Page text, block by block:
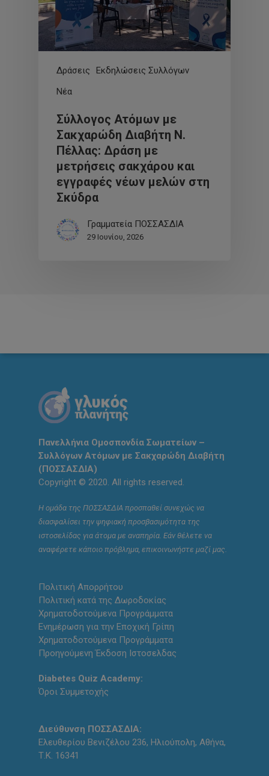
Δράσεις
Εκδηλώσεις Συλλόγων
Νέα
Σύλλογος Ατόμων με
Σακχαρώδη Διαβήτη Ν.
Πέλλας: Δράση με
μετρήσεις σακχάρου και
εγγραφές νέων μελών στη
Σκύδρα
Γραμματεία ΠΟΣΣΑΣΔΙΑ
29 Ιουνίου, 2026
Πανελλήνια Ομοσπονδία Σωματείων –
Συλλόγων Ατόμων με Σακχαρώδη Διαβήτη
(ΠΟΣΣΑΣΔΙΑ)
Copyright © 2020. All rights reserved.
Η ομάδα της ΠΟΣΣΑΣΔΙΑ προσπαθεί συνεχώς να
διασφαλίσει την ψηφιακή προσβασιμότητα της
ιστοσελίδας για άτομα με αναπηρία. Εάν θέλετε να
αναφέρετε κάποιο πρόβλημα, επικοινωνήστε μαζί μας.
Πολιτική Απορρήτου
Πολιτική κατά της Δωροδοκίας
Χρηματοδοτούμενα Προγράμματα
Ενημέρωση για την Εποχική Γρίπη
Χρηματοδοτούμενα Προγράμματα
Προηγούμενη Έκδοση Ιστοσελδας
Diabetes Quiz Academy:
Όροι Συμμετοχής
Διεύθυνση ΠΟΣΣΑΣΔΙΑ:
Ελευθερίου Βενιζέλου 236, Ηλιούπολη, Αθήνα,
Τ.Κ. 16341